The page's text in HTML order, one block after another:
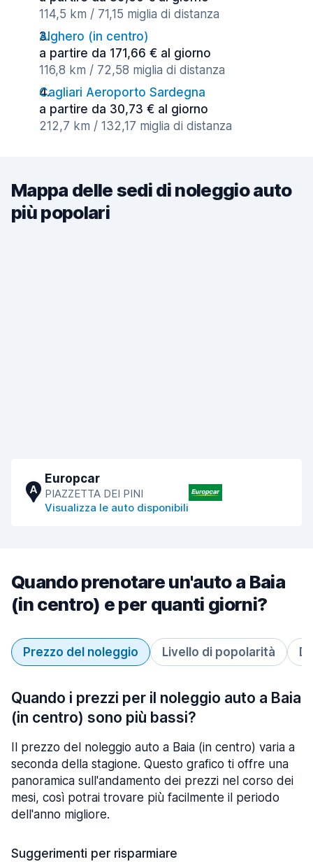
114,5 km / 71,15 miglia di distanza
Alghero (in centro)
a partire da 171,66 € al giorno
116,8 km / 72,58 miglia di distanza
Cagliari Aeroporto Sardegna
a partire da 30,73 € al giorno
212,7 km / 132,17 miglia di distanza
Mappa delle sedi di noleggio auto
più popolari
A
Europcar
PIAZZETTA DEI PINI
Visualizza le auto disponibili
Quando prenotare un'auto a Baia
(in centro) e per quanti giorni?
Prezzo del noleggio Livello di popolarità
Quando i prezzi per il noleggio auto a Baia
(in centro) sono più bassi?
Il prezzo del noleggio auto a Baia (in centro) varia a
seconda della stagione. Questo grafico ti offre una
panoramica sull'andamento dei prezzi nel corso dei
mesi, così potrai trovare più facilmente il periodo
dell'anno migliore.
Suggerimenti per risparmiare